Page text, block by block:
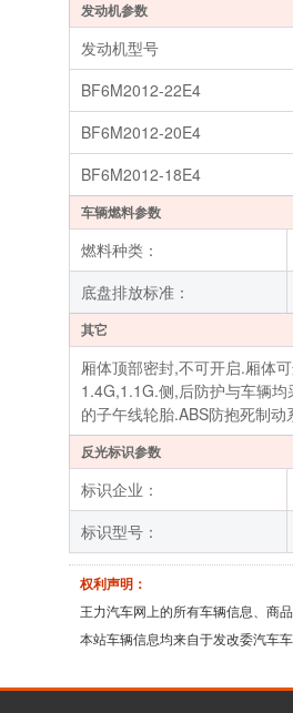
发动机参数
发动机型号
BF6M2012-22E4
BF6M2012-20E4
BF6M2012-18E4
车辆燃料参数
燃料种类：
底盘排放标准：
其它
厢体顶部密封,不可开启.厢体
1.4G,1.1G.侧,后防护与车辆
的子午线轮胎.ABS防抱死制
反光标识参数
标识企业：
标识型号：
权利声明：
王力汽车网上的所有车辆信息、商
本站车辆信息均来自于发改委汽车